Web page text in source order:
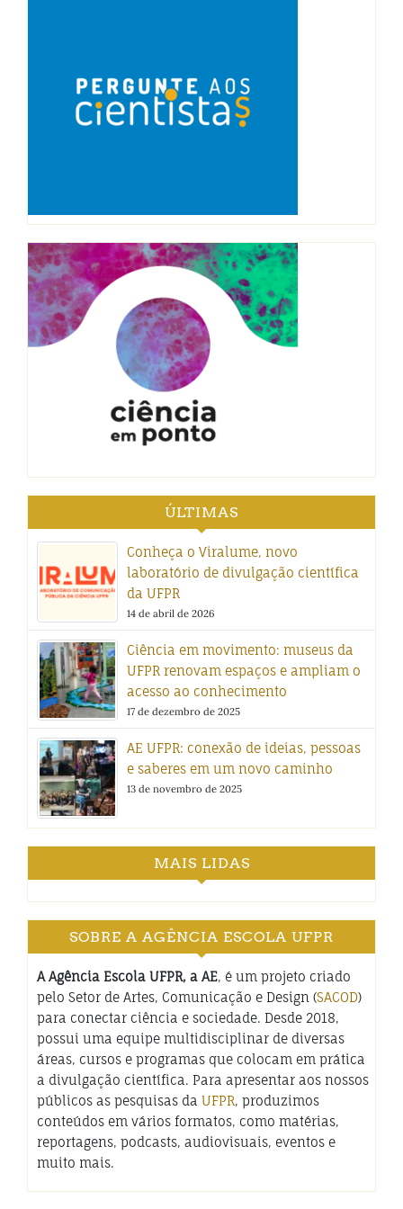
ÚLTIMAS
Conheça o Viralume, novo
laboratório de divulgação científica
da UFPR
14 de abril de 2026
Ciência em movimento: museus da
UFPR renovam espaços e ampliam o
acesso ao conhecimento
17 de dezembro de 2025
AE UFPR: conexão de ideias, pessoas
e saberes em um novo caminho
13 de novembro de 2025
MAIS LIDAS
SOBRE A AGÊNCIA ESCOLA UFPR
A Agência Escola UFPR, a AE, é um projeto criado
pelo Setor de Artes, Comunicação e Design (SACOD)
para conectar ciência e sociedade. Desde 2018,
possui uma equipe multidisciplinar de diversas
áreas, cursos e programas que colocam em prática
a divulgação científica. Para apresentar aos nossos
públicos as pesquisas da UFPR, produzimos
conteúdos em vários formatos, como matérias,
reportagens, podcasts, audiovisuais, eventos e
muito mais.